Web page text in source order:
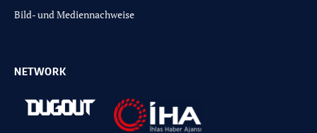
Bild- und Mediennachweise
NETWORK